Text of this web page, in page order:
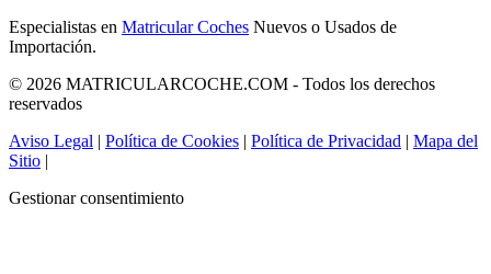
Especialistas en Matricular Coches Nuevos o Usados de
Importación.
© 2026 MATRICULARCOCHE.COM - Todos los derechos
reservados
Aviso Legal | Política de Cookies | Política de Privacidad | Mapa del
Sitio |
Gestionar consentimiento